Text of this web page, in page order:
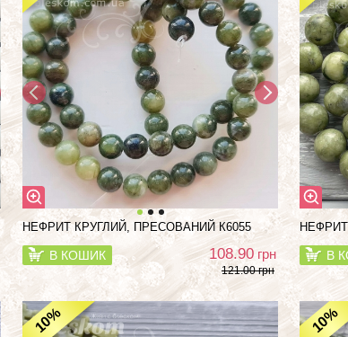
НЕФРИТ КРУГЛИЙ, ПРЕСОВАНИЙ К6055
В КОШИК 108.90 грн
121.00 грн
В
10% 10%